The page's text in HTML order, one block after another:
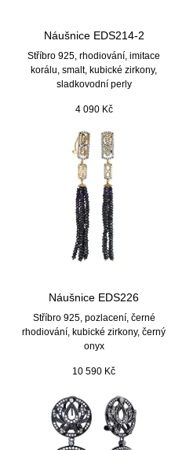
Náušnice EDS214-2
Stříbro 925, rhodiování, imitace
korálu, smalt, kubické zirkony,
sladkovodní perly
4 090 Kč
Náušnice EDS226
Stříbro 925, pozlacení, černé
rhodiování, kubické zirkony, černý
onyx
10 590 Kč